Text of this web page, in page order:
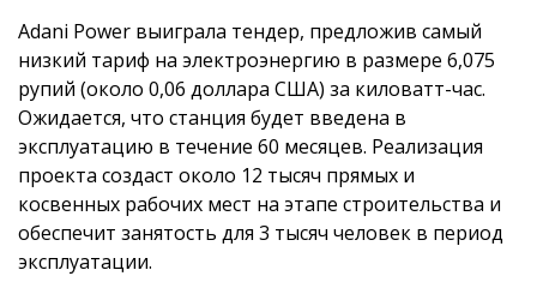
Adani Power выиграла тендер, предложив самый
низкий тариф на электроэнергию в размере 6,075
рупий (около 0,06 доллара США) за киловатт-час.
Ожидается, что станция будет введена в
эксплуатацию в течение 60 месяцев. Реализация
проекта создаст около 12 тысяч прямых и
косвенных рабочих мест на этапе строительства и
обеспечит занятость для 3 тысяч человек в период
эксплуатации.